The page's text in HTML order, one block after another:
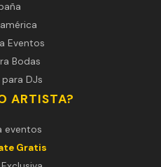
Eventos
Bodas
DJs
ARTISTA?
eventos
Gratis